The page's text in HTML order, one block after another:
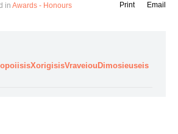
in Awards - Honours Email
Print